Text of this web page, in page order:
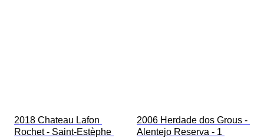
2018 Chateau Lafon
Rochet - Saint-Estèphe
2006 Herdade dos Grous -
Alentejo Reserva - 1